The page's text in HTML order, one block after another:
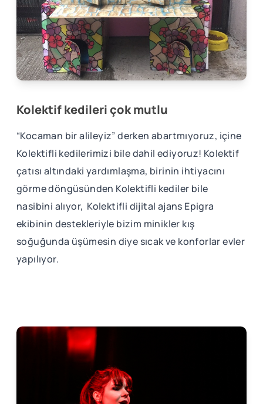
Kolektif kedileri çok mutlu
“Kocaman bir alileyiz” derken abartmıyoruz, içine
Kolektifli kedilerimizi bile dahil ediyoruz! Kolektif
çatısı altındaki yardımlaşma, birinin ihtiyacını
görme döngüsünden Kolektifli kediler bile
nasibini alıyor, Kolektifli dijital ajans Epigra
ekibinin destekleriyle bizim minikler kış
soğuğunda üşümesin diye sıcak ve konforlar evler
yapılıyor.